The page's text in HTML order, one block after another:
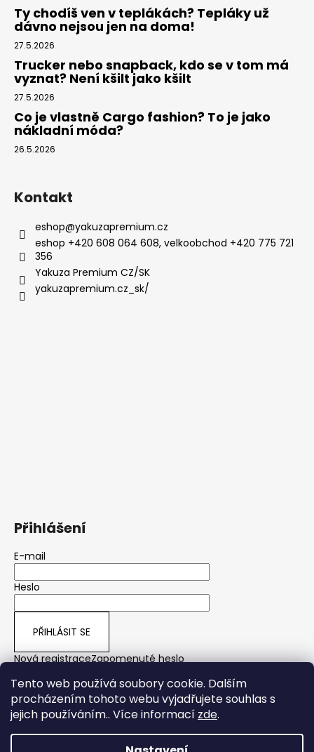
Tento web používá soubory cookie. Dalším
procházením tohoto webu vyjadřujete souhlas s
jejich používáním.. Více informací zde.
Ty chodíš ven v teplákách? Tepláky už
dávno nejsou jen na doma!
27.5.2026
Trucker nebo snapback, kdo se v tom má
vyznat? Není kšilt jako kšilt
27.5.2026
Co je vlastně Cargo fashion? To je jako
nákladní móda?
26.5.2026
Kontakt
eshop@yakuzapremium.cz
eshop +420 608 064 608, velkoobchod +420 775 721
356
Yakuza Premium CZ/SK
yakuzapremium.cz_sk/
Přihlášení
E-mail
Heslo
PŘIHLÁSIT SE
Nová registraceZapomenuté heslo
yps